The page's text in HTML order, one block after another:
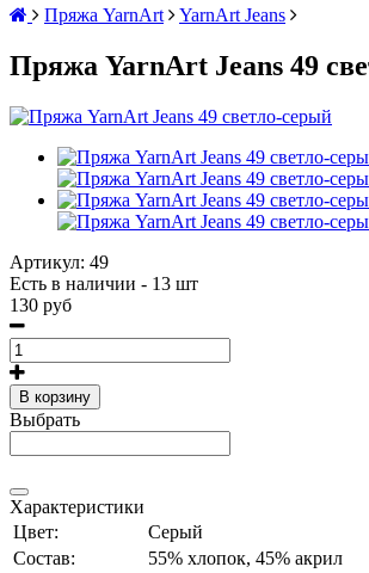
Пряжа YarnArt YarnArt Jeans
Пряжа YarnArt Jeans 49
Артикул: 49
Есть в наличии - 13 шт
130 руб
В корзину
Выбрать
Характеристики
Цвет:
Серый
Состав:
55% хлопок, 45% акрил